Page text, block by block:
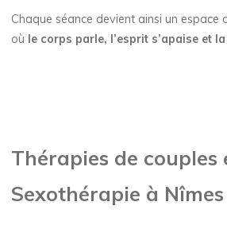
Chaque séance devient ainsi un espace
où le corps parle, l’esprit s’apaise et
Thérapies de couples
Sexothérapie à Nîmes